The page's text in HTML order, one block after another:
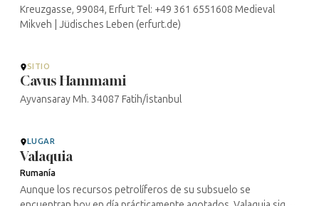
Kreuzgasse, 99084, Erfurt Tel: +49 361 6551608 Medieval
Mikveh | Jüdisches Leben (erfurt.de)
SITIO
Cavus Hammami
Ayvansaray Mh. 34087 Fatih/İstanbul
LUGAR
Valaquia
Rumanía
Aunque los recursos petrolíferos de su subsuelo se